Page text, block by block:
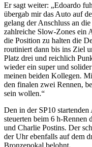
Er sagt weiter: „Edoardo
übergab mir das Auto auf
gelang der Anschluss an
zahlreiche Slow-Zones ein
die Position zu halten die
routiniert dann bis ins Ziel
Platz drei und reichlich
wieder ein super und
meinen beiden Kollegen.
den finalen zwei Rennen,
sein wollen.“
Den in der SP10
steuerten beim 6 h-Rennen
und Charlie Postins. Der
der Uhr ebenfalls auf dem
Bronzepokal belohnt.